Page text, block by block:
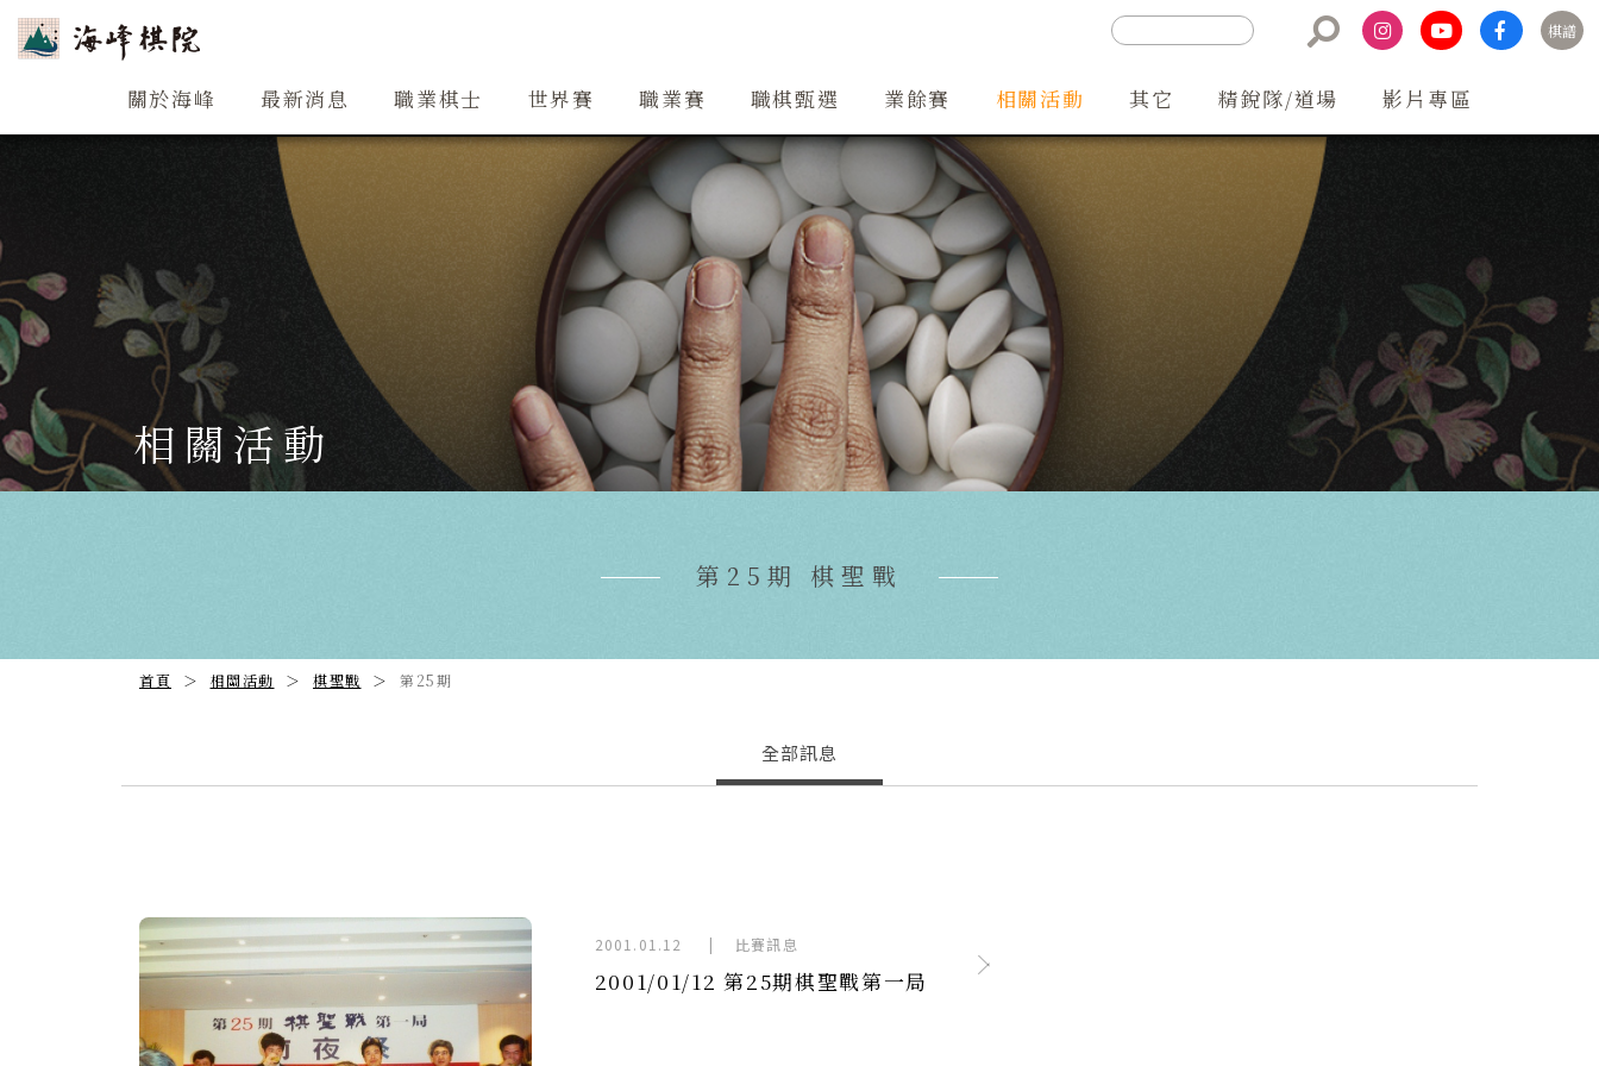
棋譜
關於海峰 最新消息 職業棋士 世界賽 職業賽 職棋甄選 業餘賽 相關活動 其它 精銳隊/道場 影片專區
關於海峰 創辦人簡介 大事紀 行事曆 聯絡方式
精銳隊 道場 精銳隊交流
相關活動
第25期 棋聖戰
首頁 相關活動 棋聖戰 第25期
全部訊息
Previous Next
2001.01.12 | 比賽訊息
2001/01/12 第25期棋聖戰第一局